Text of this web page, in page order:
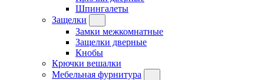
Шпингалеты
Защелки
Замки межкомнатные
Защелки дверные
Кнобы
Крючки вешалки
Мебельная фурнитура